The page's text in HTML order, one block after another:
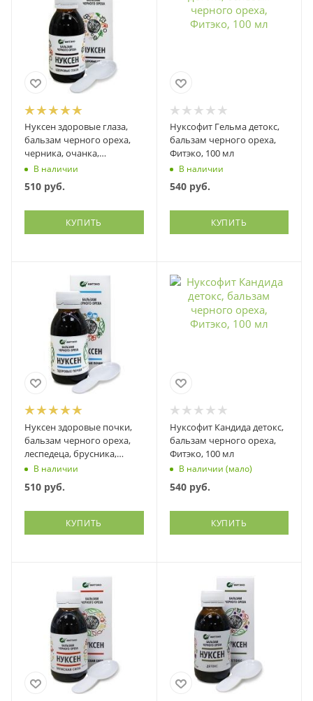
Нуксен здоровые глаза,
бальзам черного ореха,
черника, очанка,
смородина, рябина...,
Фитэко, 100 мл
В наличии
510 руб.
КУПИТЬ
Нуксофит Гельма детокс,
бальзам черного ореха,
Фитэко, 100 мл
В наличии
540руб.
КУПИТЬ
Нуксен здоровые почки,
бальзам черного ореха,
леспедеца, брусника,
ортосифон и др., Фитэко,
В наличии
510 руб.
КУПИТЬ
Нуксофит Кандида детокс,
бальзам черного ореха,
Фитэко, 100 мл
В наличии (мало)
540руб.
КУПИТЬ